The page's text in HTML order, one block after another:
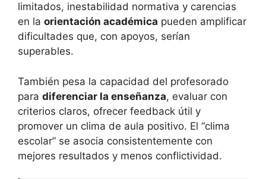
limitados, inestabilidad normativa y carencias
en la orientación académica pueden amplificar
dificultades que, con apoyos, serían
superables.
También pesa la capacidad del profesorado
para diferenciar la enseñanza, evaluar con
criterios claros, ofrecer feedback útil y
promover un clima de aula positivo. El “clima
escolar” se asocia consistentemente con
mejores resultados y menos conflictividad.